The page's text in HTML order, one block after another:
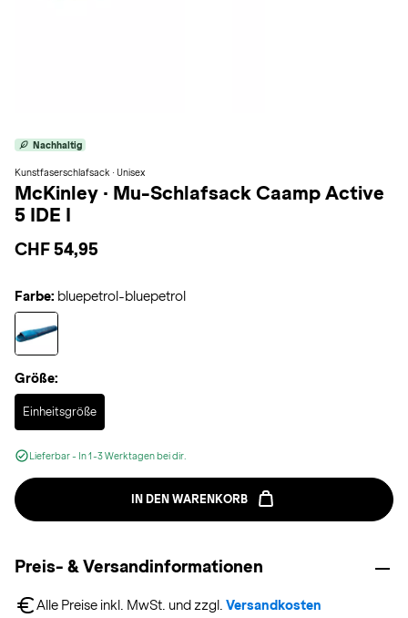
Nachhaltig
Kunstfaserschlafsack · Unisex
McKinley · Mu-Schlafsack Caamp Active
5 IDE I
CHF 54,95
Farbe: bluepetrol-bluepetrol
Größe:
Einheitsgröße
Selected
Lieferbar - In 1-3 Werktagen bei dir.
IN DEN WARENKORB
Preis- & Versandinformationen
Alle Preise inkl. MwSt. und zzgl. Versandkosten